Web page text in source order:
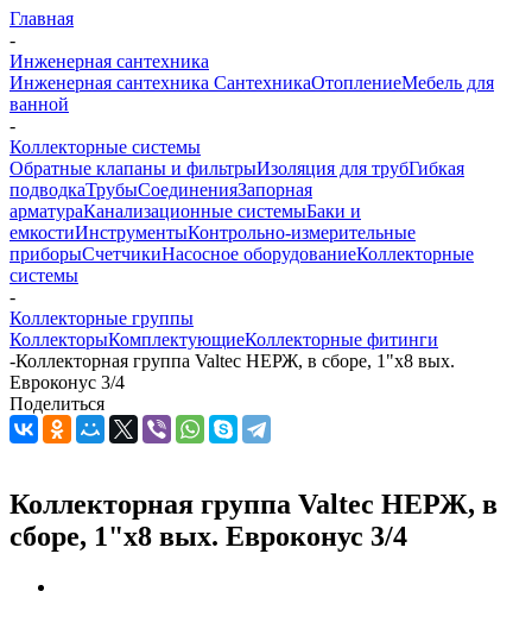
Главная
-
Инженерная сантехника
Инженерная сантехника СантехникаОтоплениеМебель для
ванной
-
Коллекторные системы
Обратные клапаны и фильтрыИзоляция для трубГибкая
подводкаТрубыСоединенияЗапорная
арматураКанализационные системыБаки и
емкостиИнструментыКонтрольно-измерительные
приборыСчетчикиНасосное оборудованиеКоллекторные
системы
-
Коллекторные группы
КоллекторыКомплектующиеКоллекторные фитинги
-Коллекторная группа Valtec НЕРЖ, в сборе, 1"х8 вых.
Евроконус 3/4
Поделиться
Коллекторная группа Valtec НЕРЖ, в
сборе, 1"х8 вых. Евроконус 3/4